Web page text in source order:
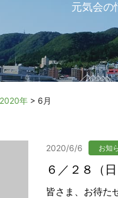
元気会の
2020年> 6月
2020/6/6 お知
６／２８（
皆さま、お待た